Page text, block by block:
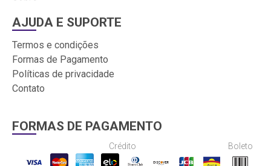
AJUDA E SUPORTE
Termos e condições
Formas de Pagamento
Políticas de privacidade
Contato
FORMAS DE PAGAMENTO
Crédito Boleto